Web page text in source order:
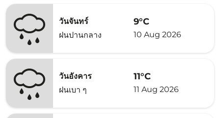
วันจันทร์
ฝนปานกลาง
9°C
10 Aug 2026
วันอังคาร
ฝนเบา ๆ
11°C
11 Aug 2026